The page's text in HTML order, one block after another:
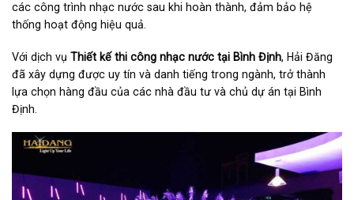
các công trình nhạc nước sau khi hoàn thành, đảm bảo hệ
thống hoạt động hiệu quả.
Với dịch vụ Thiết kế thi công nhạc nước tại Bình Định, Hải Đăng
đã xây dựng được uy tín và danh tiếng trong ngành, trở thành
lựa chọn hàng đầu của các nhà đầu tư và chủ dự án tại Bình
Định.